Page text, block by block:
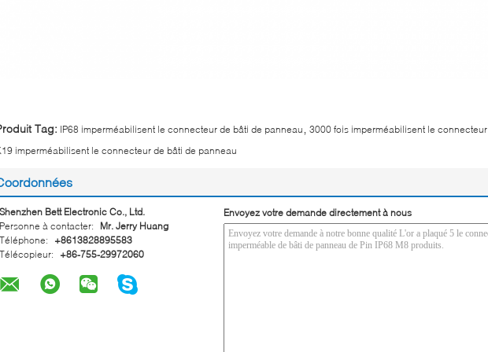
Tag: IP68 imperméabilisent le connecteur de bâti de panneau 3000 fois imperméabilisent le connecteur
imperméabilisent le connecteur de bâti de panneau
Shenzhen Bett Electronic Co., Ltd.
Personne à contacter:
Mr. Jerry Huang
Téléphone:
+8613828895583
Télécopieur:
+86-755-29972060
Envoyez votre demande directement à nous